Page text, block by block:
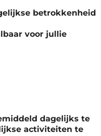
betrokkenheid
voor jullie
dagelijks te
activiteiten te